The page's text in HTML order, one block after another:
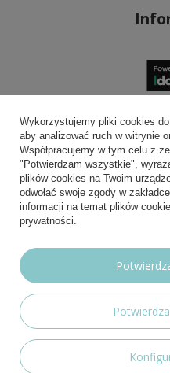
Możesz
Wykorzystujemy pliki cookies do
aby analizować ruch w witrynie
Współpracujemy w tym celu z
"Potwierdzam wszystkie",
plików cookies na Twoim
odwołać swoje zgody w
informacji na temat plików
prywatności.